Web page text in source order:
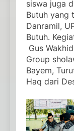
siswa juga
Butuh yang
Danramil,
Butuh.
Gus
Group
Bayem,
Haq dari